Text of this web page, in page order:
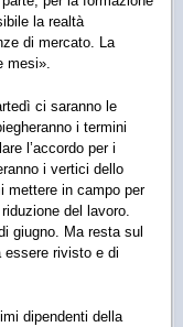
la realtà
di mercato. La
mesi».
ci saranno le
i termini
l’accordo per i
i vertici dello
mettere in campo per
del lavoro.
giugno. Ma resta sul
essere rivisto e di
dipendenti della